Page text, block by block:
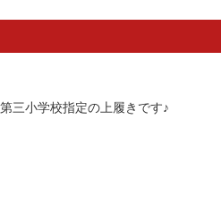
三小学校指定の上履きです♪